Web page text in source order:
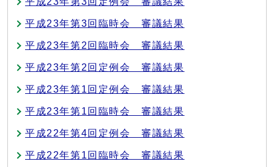
平成23年第3回臨時会 審議結果
平成23年第2回臨時会 審議結果
平成23年第2回定例会 審議結果
平成23年第1回定例会 審議結果
平成23年第1回臨時会 審議結果
平成22年第4回定例会 審議結果
平成22年第1回臨時会 審議結果